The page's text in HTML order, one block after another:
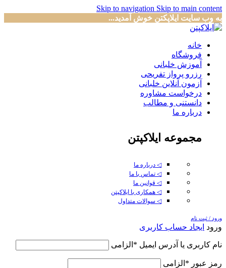
Skip to navigation Skip to main content
به وب سایت ایلاپکتن خوش آمدید...
خانه
فروشگاه
آموزش خلبانی
رزرو پرواز تفریحی
آزمون آنلاین خلبانی
درخواست مشاوره
دانستنی و مطالب
درباره ما
مجموعه ایلاکپتن
◁ درباره ما
◁ تماس با ما
◁ قوانین ما
◁ همکاری با ایلاکپتن
◁ سوالات متداول
ورود / ثبت نام
ورود ایجاد حساب کاربری
نام کاربری یا آدرس ایمیل * الزامی
رمز عبور * الزامی